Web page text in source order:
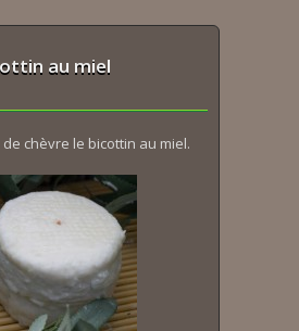
au miel
chèvre le bicottin au miel.